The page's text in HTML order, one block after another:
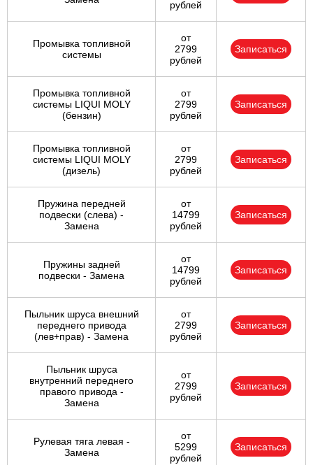
рублей
Промывка топливной
системы
от
2799
рублей
Записаться
Промывка топливной
системы LIQUI MOLY
(бензин)
от
2799
рублей
Записаться
Промывка топливной
системы LIQUI MOLY
(дизель)
от
2799
рублей
Записаться
Пружина передней
подвески (слева) -
Замена
от
14799
рублей
Записаться
Пружины задней
подвески - Замена
от
14799
рублей
Записаться
Пыльник шруса внешний
переднего привода
(лев+прав) - Замена
от
2799
рублей
Записаться
Пыльник шруса
внутренний переднего
правого привода -
Замена
от
2799
рублей
Записаться
Рулевая тяга левая -
Замена
от
5299
рублей
Записаться